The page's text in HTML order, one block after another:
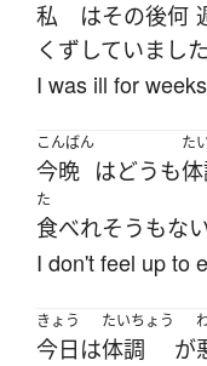
私 はその後何
くずしていました
I was ill for
こんばん
今晩 はどうも
た
た
食べれそうもな
I don't feel up to
きょう
今日 は
たいちょう
体調 が